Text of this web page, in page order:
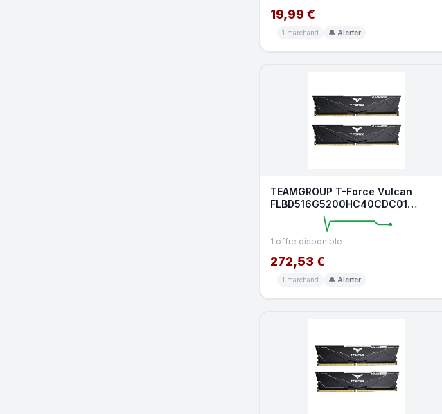
19,99 €
1 marchand 🔔 Alerter
TEAMGROUP T-Force Vulcan
FLBD516G5200HC40CDC01
Module de mémoire RAM DDR5 16
1 offre disponible
272,53 €
1 marchand 🔔 Alerter